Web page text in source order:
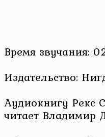
Время звучания:
Издательство:
Аудиокнигу Рекс
читает Владимир